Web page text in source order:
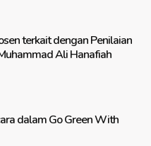
terkait dengan Penilaian
Ali Hanafiah
dalam Go Green With